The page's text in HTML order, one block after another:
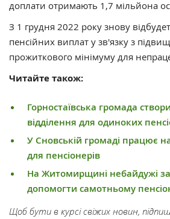
доплати отримають 1,7 мільйона
З 1 грудня 2022 року знову
пенсійних виплат у зв'язку з
прожиткового мінімуму для
Читайте також:
Горностаївська громада
відділення для одиноких
У Сновській громаді працює
для пенсіонерів
На Житомирщині небайдужі
допомогти самотньому
Щоб бути в курсі свіжих новин,